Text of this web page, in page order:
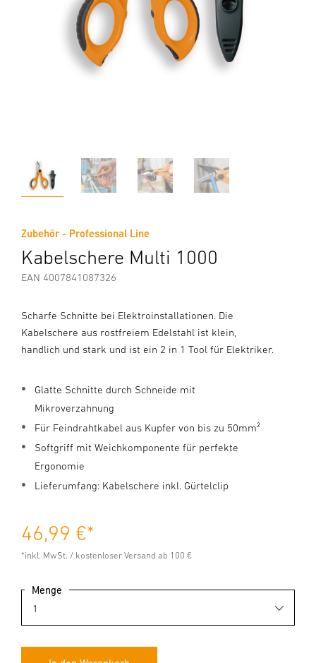
Zubehör - Professional Line
Kabelschere Multi 1000
EAN 4007841087326
Scharfe Schnitte bei Elektroinstallationen. Die
Kabelschere aus rostfreiem Edelstahl ist klein,
handlich und stark und ist ein 2 in 1 Tool für Elektriker.
Glatte Schnitte durch Schneide mit
Mikroverzahnung
Für Feindrahtkabel aus Kupfer von bis zu 50mm²
Softgriff mit Weichkomponente für perfekte
Ergonomie
Lieferumfang: Kabelschere inkl. Gürtelclip
46,99 €*
*inkl. MwSt. / kostenloser Versand ab 100 €
Menge